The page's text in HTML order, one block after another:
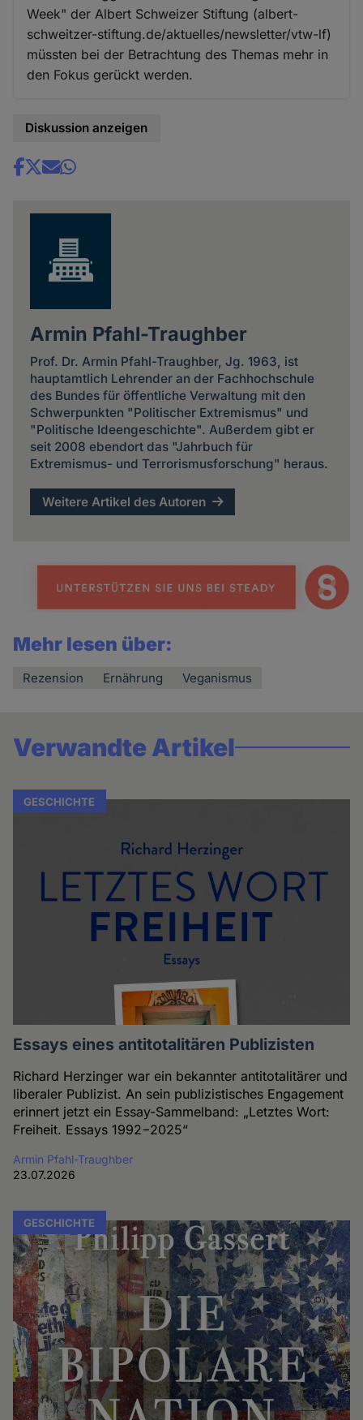
Week" der Albert Schweizer Stiftung (albert-
schweitzer-stiftung.de/aktuelles/newsletter/vtw-lf)
müssten bei der Betrachtung des Themas mehr in
den Fokus gerückt werden.
Diskussion anzeigen
Share
Armin Pfahl-Traughber
Prof. Dr. Armin Pfahl-Traughber, Jg. 1963, ist
hauptamtlich Lehrender an der Fachhochschule
des Bundes für öffentliche Verwaltung mit den
Schwerpunkten "Politischer Extremismus" und
"Politische Ideengeschichte". Außerdem gibt er
seit 2008 ebendort das "Jahrbuch für
Extremismus- und Terrorismusforschung" heraus.
Weitere Artikel des Autoren
Mehr lesen über:
Rezension Ernährung Veganismus
Verwandte Artikel
GESCHICHTE
Essays eines antitotalitären Publizisten
Richard Herzinger war ein bekannter antitotalitärer und
liberaler Publizist. An sein publizistisches Engagement
erinnert jetzt ein Essay-Sammelband: „Letztes Wort:
Freiheit. Essays 1992−2025“
Armin Pfahl-Traughber
23.07.2026
GESCHICHTE